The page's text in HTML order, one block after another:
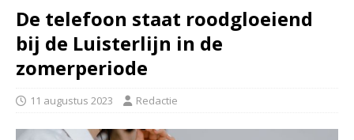
De telefoon staat roodgloeiend
bij de Luisterlijn in de
zomerperiode
11 augustus 2023 Redactie